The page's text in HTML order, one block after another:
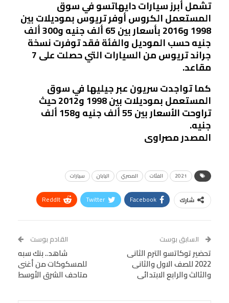
تشمل أبرز سيارات دايهاتسو في سوق
المستعمل الكروس أوفر تريوس بموديلات بين
1998 و2016 بأسعار بين 65 ألف جنيه و300 ألف
جنيه حسب الموديل والفئة فقد توفرت نسخة
جراند تريوس من السيارات التي حصلت على 7
مقاعد.
كما تواجدت سريون عبر جيليها في سوق
المستعمل بموديلات بين 1998 و2012 حيث
تراوحت الأسعار بين 55 ألف جنيه و158 ألف
جنيه.
المصدر مصراوى
2021 الفئات المصري اليابان سيارات
شارك Facebook
Twitter
ReddIt
البريد الإلكتروني
VK
Digg
LINE
BlackBerry
Viber
السابق بوست
تحضير توكاتسو الترم الثانى
2022 للصف الاول والثانى
والثالث والرابع الابتدائى
القادم بوست
شاهد.. بنك سبه
للمسكوكات من أغنى
متاحف الشرق الأوسط